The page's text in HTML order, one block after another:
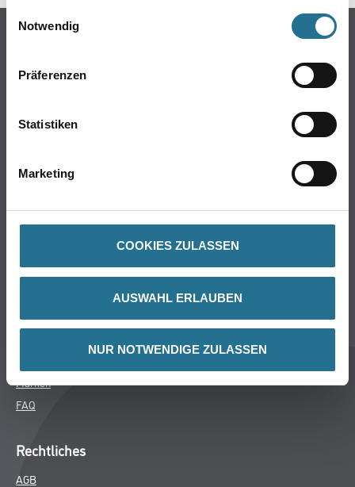
Einwilligungsauswahl
Notwendig
Präferenzen
Statistiken
Marketing
COOKIES ZULASSEN
AUSWAHL ERLAUBEN
NUR NOTWENDIGE ZULASSEN
Online-Shop
Putze- und Spachtelmassen
Wand- & Deckenbeläge
CMS Gruppe
Aktuelles
Marken
FAQ
Rechtliches
AGB